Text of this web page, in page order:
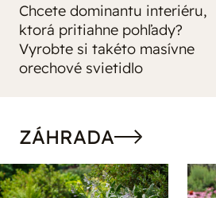
Chcete dominantu interiéru,
ktorá pritiahne pohľady?
Vyrobte si takéto masívne
orechové svietidlo
ZÁHRADA